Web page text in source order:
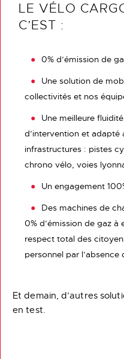
LE VÉLO
C’EST :
0% d’émission de
Une solution de
collectivités et nos
Une meilleure
d’intervention et adapté
infrastructures : pistes
chrono vélo, voies
Un engagement
Des machines de
0% d’émission de gaz à
respect total des
personnel par l’absence
Et demain, d’autres
en test.